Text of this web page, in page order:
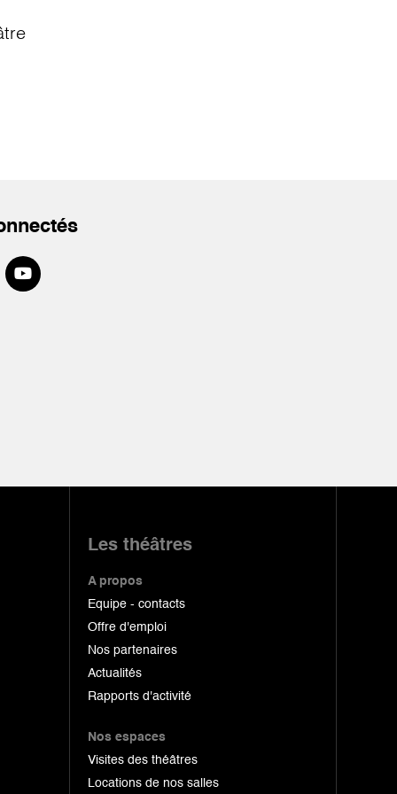
Les théâtres
A propos
Equipe - contacts
Offre d'emploi
Nos partenaires
Actualités
Rapports d'activité
Nos espaces
Visites des théâtres
Locations de nos salles